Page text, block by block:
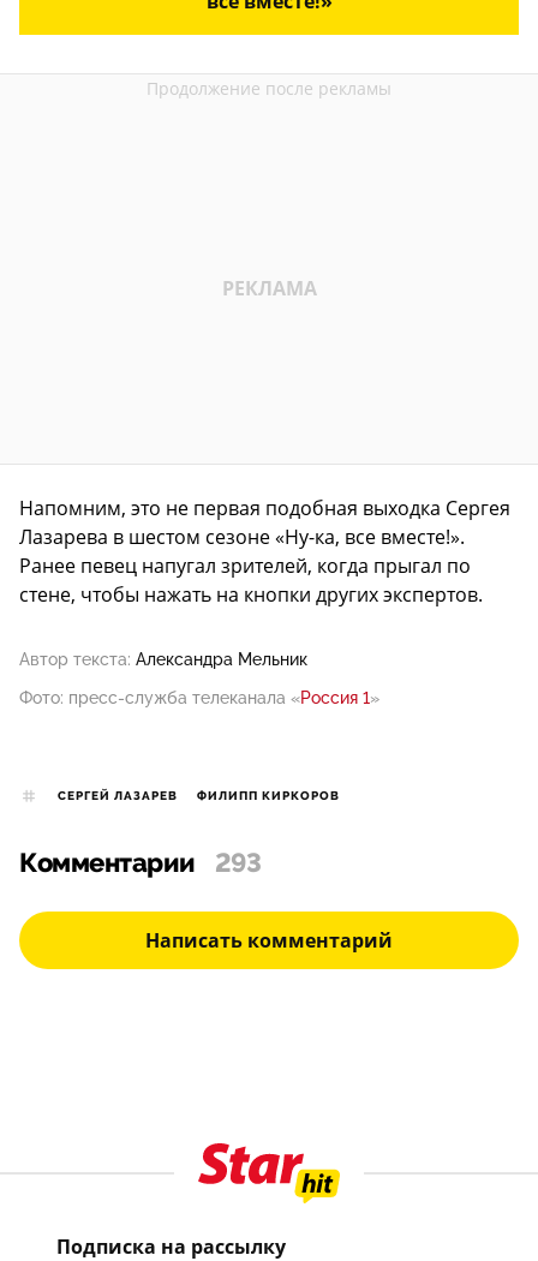
Напомним, это не первая подобная выходка Сергея
Лазарева в шестом сезоне «Ну-ка, все вместе!».
Ранее певец напугал зрителей, когда прыгал по
стене, чтобы нажать на кнопки других экспертов.
Автор текста: Александра Мельник
Фото: пресс-служба телеканала «Россия 1»
СЕРГЕЙ ЛАЗАРЕВ ФИЛИПП КИРКОРОВ
Комментарии 293
Написать комментарий
Подписка на рассылку